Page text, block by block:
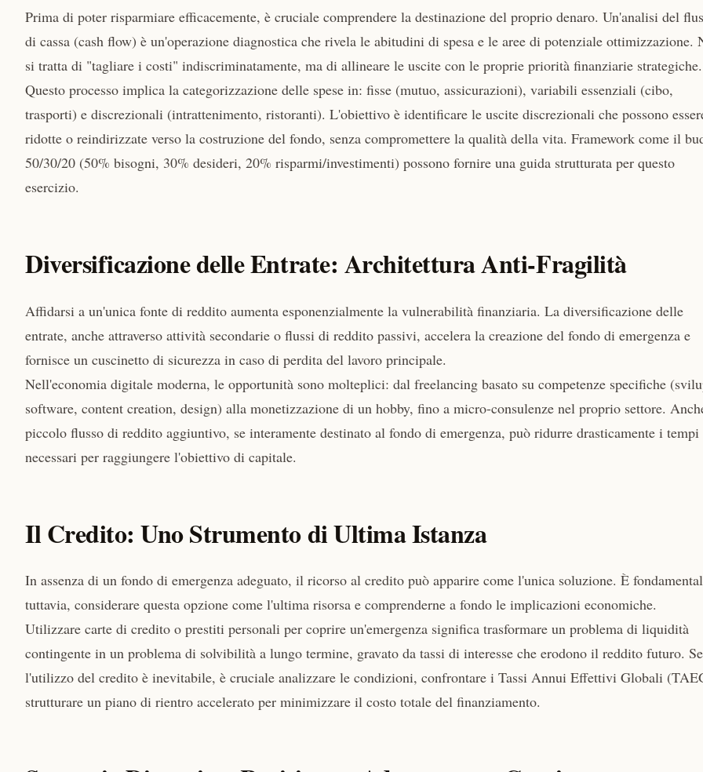
Prima di poter risparmiare efficacemente, è cruciale comprendere la destinazione del proprio denaro. Un'analisi del
di cassa (cash flow) è un'operazione diagnostica che rivela le abitudini di spesa e le aree di potenziale ottimizzazione.
si tratta di "tagliare i costi" indiscriminatamente, ma di allineare le uscite con le proprie priorità finanziarie strategiche.
Questo processo implica la categorizzazione delle spese in: fisse (mutuo, assicurazioni), variabili essenziali (cibo,
trasporti) e discrezionali (intrattenimento, ristoranti). L'obiettivo è identificare le uscite discrezionali che possono
ridotte o reindirizzate verso la costruzione del fondo, senza compromettere la qualità della vita. Framework come il
50/30/20 (50% bisogni, 30% desideri, 20% risparmi/investimenti) possono fornire una guida strutturata per questo
esercizio.
Diversificazione delle Entrate: Architettura Anti-Fragilità
Affidarsi a un'unica fonte di reddito aumenta esponenzialmente la vulnerabilità finanziaria. La diversificazione delle
entrate, anche attraverso attività secondarie o flussi di reddito passivi, accelera la creazione del fondo di emergenza e
fornisce un cuscinetto di sicurezza in caso di perdita del lavoro principale.
Nell'economia digitale moderna, le opportunità sono molteplici: dal freelancing basato su competenze specifiche
software, content creation, design) alla monetizzazione di un hobby, fino a micro-consulenze nel proprio settore.
piccolo flusso di reddito aggiuntivo, se interamente destinato al fondo di emergenza, può ridurre drasticamente i tempi
necessari per raggiungere l'obiettivo di capitale.
Il Credito: Uno Strumento di Ultima Istanza
In assenza di un fondo di emergenza adeguato, il ricorso al credito può apparire come l'unica soluzione. È
tuttavia, considerare questa opzione come l'ultima risorsa e comprenderne a fondo le implicazioni economiche.
Utilizzare carte di credito o prestiti personali per coprire un'emergenza significa trasformare un problema di liquidità
contingente in un problema di solvibilità a lungo termine, gravato da tassi di interesse che erodono il reddito futuro. Se
l'utilizzo del credito è inevitabile, è cruciale analizzare le condizioni, confrontare i Tassi Annui Effettivi Globali
strutturare un piano di rientro accelerato per minimizzare il costo totale del finanziamento.